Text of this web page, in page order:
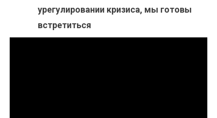
урегулировании кризиса, мы готовы
встретиться